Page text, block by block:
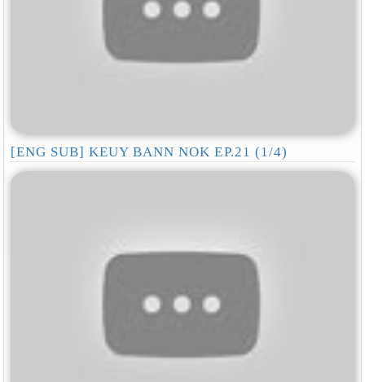
[ENG SUB] KEUY BANN NOK EP.21 (1/4)